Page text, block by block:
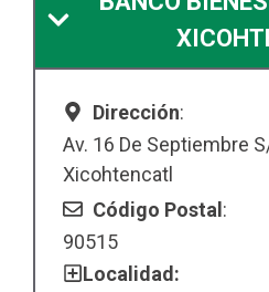
Dirección:
Av. 16 De Septiembre
Xicohtencatl
Código Postal:
90515
Localidad: